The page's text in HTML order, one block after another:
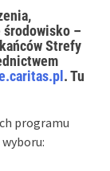
–
Strefy
. Tu
programu